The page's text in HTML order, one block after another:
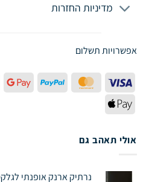
מדיניות החזרות
אפשרויות תשלום
Visa
MasterCard
PayPal
Apple
Pay
אולי תאהב גם